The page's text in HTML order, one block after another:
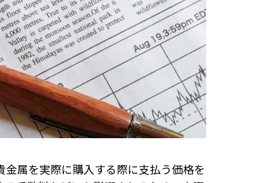
属を実際に購入する際に支払う価格を